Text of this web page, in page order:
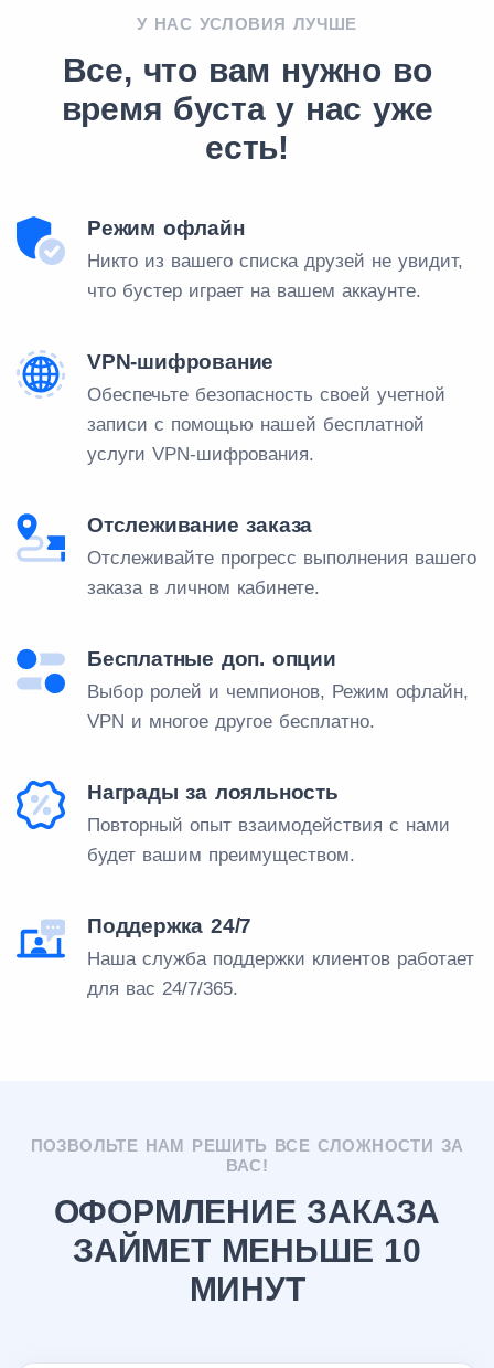
У НАС УСЛОВИЯ ЛУЧШЕ
Все, что вам нужно во
время буста у нас уже
есть!
Режим офлайн
Никто из вашего списка друзей не увидит,
что бустер играет на вашем аккаунте.
VPN-шифрование
Обеспечьте безопасность своей учетной
записи с помощью нашей бесплатной
услуги VPN-шифрования.
Отслеживание заказа
Отслеживайте прогресс выполнения вашего
заказа в личном кабинете.
Бесплатные доп. опции
Выбор ролей и чемпионов, Режим офлайн,
VPN и многое другое бесплатно.
Награды за лояльность
Повторный опыт взаимодействия с нами
будет вашим преимуществом.
Поддержка 24/7
Наша служба поддержки клиентов работает
для вас 24/7/365.
ПОЗВОЛЬТЕ НАМ РЕШИТЬ ВСЕ СЛОЖНОСТИ ЗА
ВАС!
ОФОРМЛЕНИЕ ЗАКАЗА
ЗАЙМЕТ МЕНЬШЕ 10
МИНУТ